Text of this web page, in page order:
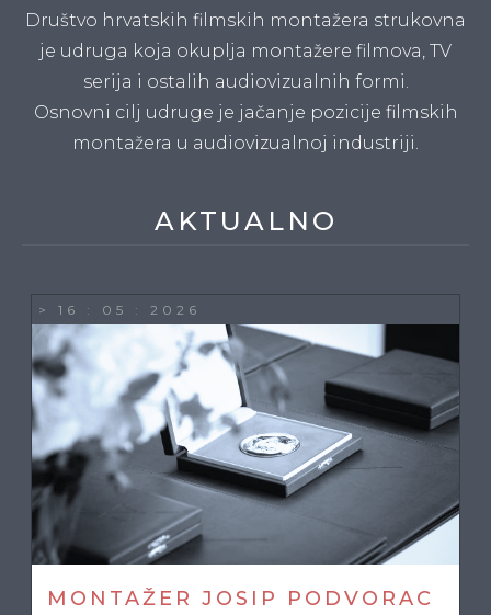
Društvo hrvatskih filmskih montažera strukovna
je udruga koja okuplja montažere filmova, TV
serija i ostalih audiovizualnih formi.
Osnovni cilj udruge je jačanje pozicije filmskih
montažera u audiovizualnoj industriji.
AKTUALNO
> 16 : 05 : 2026
MONTAŽER JOSIP PODVORAC